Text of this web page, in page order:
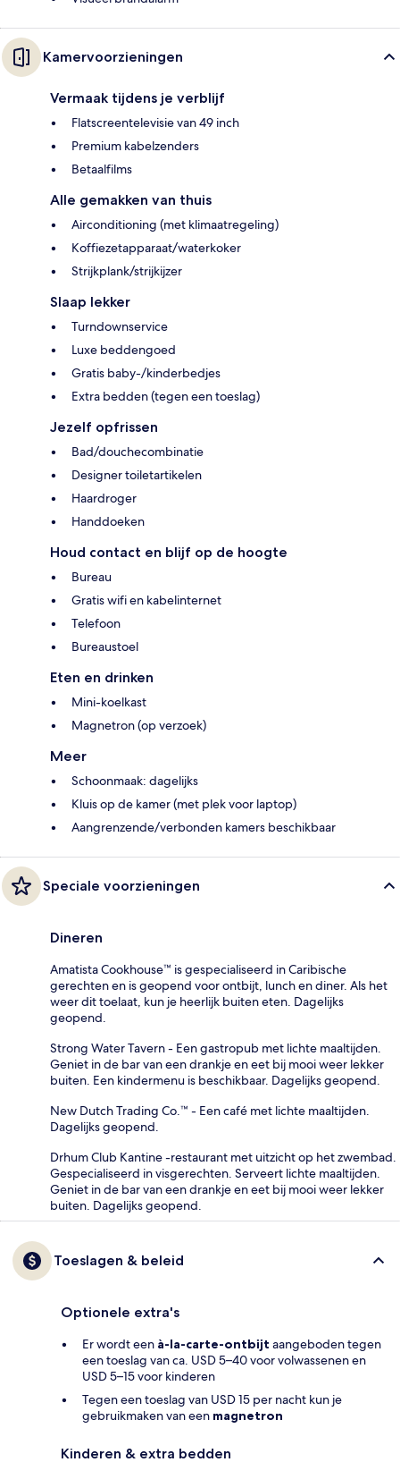
Kamervoorzieningen
Vermaak tijdens je verblijf
Flatscreentelevisie van 49 inch
Premium kabelzenders
Betaalfilms
Alle gemakken van thuis
Airconditioning (met klimaatregeling)
Koffiezetapparaat/waterkoker
Strijkplank/strijkijzer
Slaap lekker
Turndownservice
Luxe beddengoed
Gratis baby-/kinderbedjes
Extra bedden (tegen een toeslag)
Jezelf opfrissen
Bad/douchecombinatie
Designer toiletartikelen
Haardroger
Handdoeken
Houd contact en blijf op de hoogte
Bureau
Gratis wifi en kabelinternet
Telefoon
Bureaustoel
Eten en drinken
Mini-koelkast
Magnetron (op verzoek)
Meer
Schoonmaak: dagelijks
Kluis op de kamer (met plek voor laptop)
Aangrenzende/verbonden kamers beschikbaar
Speciale voorzieningen
Dineren
Amatista Cookhouse™ is gespecialiseerd in Caribische
gerechten en is geopend voor ontbijt, lunch en diner. Als het
weer dit toelaat, kun je heerlijk buiten eten. Dagelijks
geopend.
Strong Water Tavern - Een gastropub met lichte maaltijden.
Geniet in de bar van een drankje en eet bij mooi weer lekker
buiten. Een kindermenu is beschikbaar. Dagelijks geopend.
New Dutch Trading Co.™ - Een café met lichte maaltijden.
Dagelijks geopend.
Drhum Club Kantine -restaurant met uitzicht op het zwembad.
Gespecialiseerd in visgerechten. Serveert lichte maaltijden.
Geniet in de bar van een drankje en eet bij mooi weer lekker
buiten. Dagelijks geopend.
Toeslagen & beleid
Optionele extra's
Er wordt een à-la-carte-ontbijt aangeboden tegen
een toeslag van ca. USD 5–40 voor volwassenen en
USD 5–15 voor kinderen
Tegen een toeslag van USD 15 per nacht kun je
gebruikmaken van een magnetron
Kinderen & extra bedden